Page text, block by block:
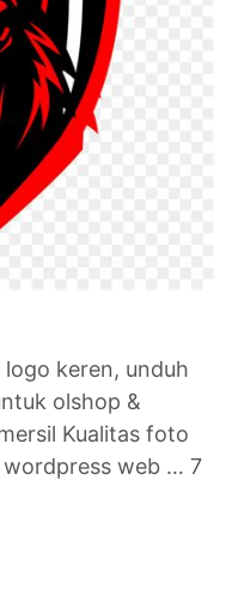
keren, unduh
olshop &
Kualitas foto
web … 7